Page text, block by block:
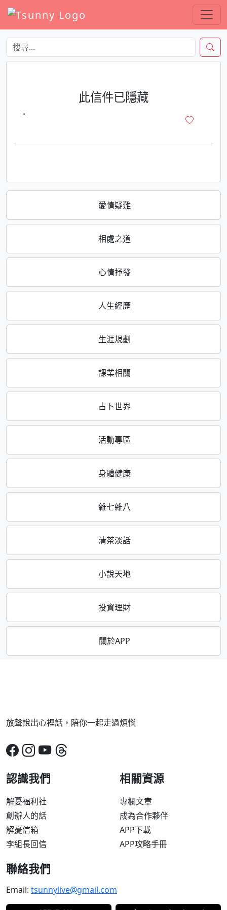
愛情疑難
相處之道
心情抒發
人生經歷
生涯規劃
課業相關
占卜世界
活動專區
身體健康
雜七雜八
清茶淡話
小說天地
投資理財
關於APP
此信件已隱藏
·
放聲說出心裡話，陪你一起走過煩惱
認識我們
解憂福利社
創辦人的話
解憂信箱
李組長回信
相關資源
專欄文章
成為合作夥伴
APP下載
APP攻略手冊
聯絡我們
Email: tsunnylive@gmail.com